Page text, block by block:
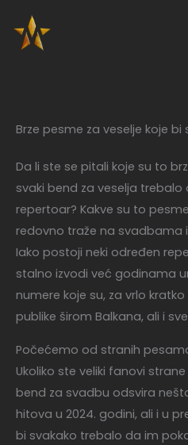
na
sadržaj
Brze pesme za veselje koje
Da li ste se pitali koje su to
svaki bend za veselja trebalo
repertoar? Kakve su to
redovno traže na svadbama
Iako postoji neki određen
stalno izvodi već godinama
numere koje su, za vrlo
publike širom Balkana, ali i
Počećemo od stranih
Ukoliko ste veliki fanovi strane
bend za svadbu odsvira
hitova u 2024. godini, ali i u
bi svakako trebalo da im